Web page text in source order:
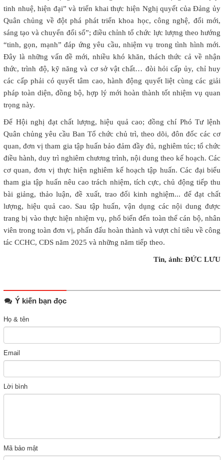
tinh nhuệ, hiện đại” và triển khai thực hiện Nghị quyết của Đảng ủy
Quân chủng về đột phá phát triển khoa học, công nghệ, đổi mới,
sáng tạo và chuyển đổi số”; điều chỉnh tổ chức lực lượng theo hướng
“tinh, gọn, mạnh” đáp ứng yêu cầu, nhiệm vụ trong tình hình mới.
Đây là những vấn đề mới, nhiều khó khăn, thách thức cả về nhận
thức, trình độ, kỹ năng và cơ sở vật chất… đòi hỏi cấp ủy, chỉ huy
các cấp phải có quyết tâm cao, hành động quyết liệt cùng các giải
pháp toàn diện, đồng bộ, hợp lý mới hoàn thành tốt nhiệm vụ quan
trọng này.
Để Hội nghị đạt chất lượng, hiệu quả cao; đồng chí Phó Tư lệnh
Quân chủng yêu cầu Ban Tổ chức chủ trì, theo dõi, đôn đốc các cơ
quan, đơn vị tham gia tập huấn bảo đảm đầy đủ, nghiêm túc; tổ chức
điều hành, duy trì nghiêm chương trình, nội dung theo kế hoạch. Các
cơ quan, đơn vị thực hiện nghiêm kế hoạch tập huấn. Các đại biểu
tham gia tập huấn nêu cao trách nhiệm, tích cực, chủ động tiếp thu
bài giảng, thảo luận, đề xuất, trao đổi kinh nghiệm... để đạt chất
lượng, hiệu quả cao. Sau tập huấn, vận dụng các nội dung được
trang bị vào thực hiện nhiệm vụ, phổ biến đến toàn thể cán bộ, nhân
viên trong toàn đơn vị, phấn đấu hoàn thành và vượt chỉ tiêu về công
tác CCHC, CĐS năm 2025 và những năm tiếp theo.
Tin, ảnh: ĐỨC LƯU
Ý kiến bạn đọc
Họ & tên
Email
Lời bình
Mã bảo mật